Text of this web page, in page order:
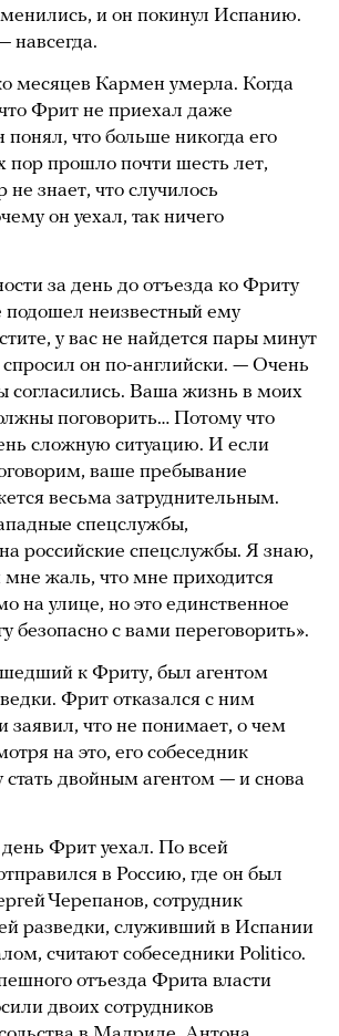
и он покинул Испанию.
навсегда.
месяцев Кармен умерла. Когда
Фрит не приехал даже
понял, что больше никогда его
пор прошло почти шесть лет,
не знает, что случилось
он уехал, так ничего
за день до отъезда ко Фриту
подошел неизвестный ему
у вас не найдется пары минут
он по-английски. — Очень
согласились. Ваша жизнь в моих
поговорить… Потому что
сложную ситуацию. И если
ваше пребывание
весьма затруднительным.
спецслужбы,
российские спецслужбы. Я знаю,
мне жаль, что мне приходится
на улице, но это единственное
безопасно с вами переговорить».
к Фриту, был агентом
Фрит отказался с ним
заявил, что не понимает, о чем
на это, его собеседник
двойным агентом — и снова
Фрит уехал. По всей
в Россию, где он был
Черепанов, сотрудник
разведки, служивший в Испании
считают собеседники Politico.
отъезда Фрита власти
двоих сотрудников